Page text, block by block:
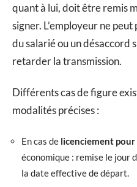
quant à lui, doit être remis
signer. L’employeur ne
du salarié ou un désaccord
retarder la transmission.
Différents cas de figure
modalités précises :
En cas de licenciement
économique : remise le jour
la date effective de départ.